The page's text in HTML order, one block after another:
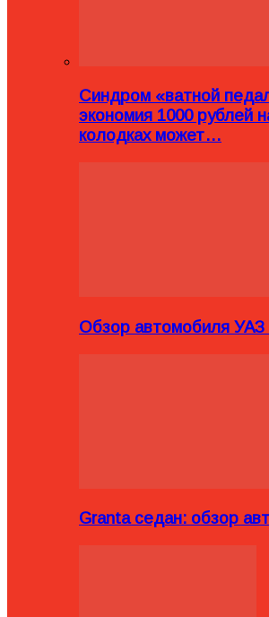
Синдром «ватной
экономия 1000 рублей
колодках может…
Обзор автомобиля
Granta седан: обзор